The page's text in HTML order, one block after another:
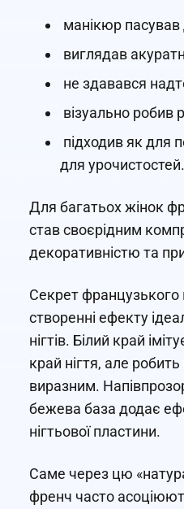
манікюр пасував
виглядав
не здавався
візуально робив
підходив як для
для урочистостей.
Для багатьох жінок
став своєрідним
декоративністю та
Секрет
створенні ефекту
нігтів. Білий край
край нігтя, але
виразним.
бежева база додає
нігтьової пластини.
Саме через цю
френч часто